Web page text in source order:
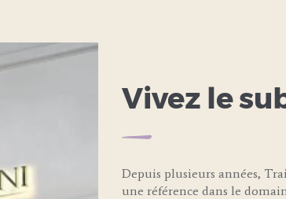
Vivez le
Depuis plusieurs années,
une référence dans le